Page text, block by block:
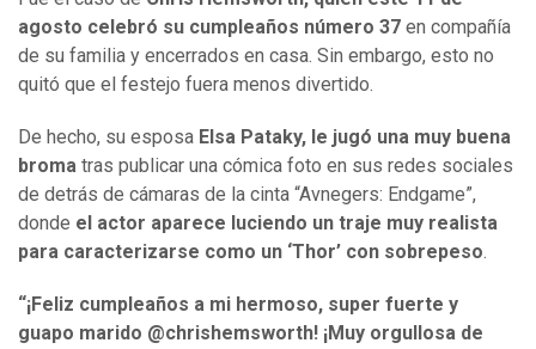
agosto celebró su cumpleaños número 37 en compañía
de su familia y encerrados en casa. Sin embargo, esto no
quitó que el festejo fuera menos divertido.
De hecho, su esposa Elsa Pataky, le jugó una muy buena
broma tras publicar una cómica foto en sus redes sociales
de detrás de cámaras de la cinta “Avnegers: Endgame”,
donde el actor aparece luciendo un traje muy realista
para caracterizarse como un ‘Thor’ con sobrepeso.
“¡Feliz cumpleaños a mi hermoso, super fuerte y
guapo marido @chrishemsworth! ¡Muy orgullosa de